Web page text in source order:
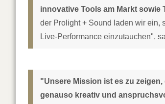
innovative Tools am Markt
der Prolight + Sound laden wir ein,
Live-Performance einzutauchen",
"Unsere Mission ist es zu
genauso kreativ und